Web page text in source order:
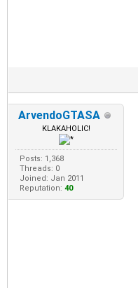
ArvendoGTASA
KLAKAHOLIC!
Posts: 1,368
Threads: 0
Joined: Jan 2011
Reputation: 40